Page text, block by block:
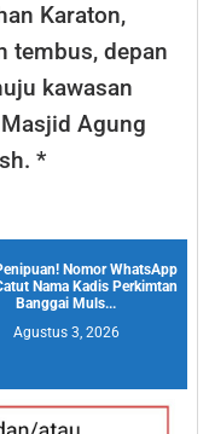
Karaton,
tembus, depan
kawasan
Agung
*
Nomor WhatsApp
Nama Kadis Perkimtan
Banggai Muls...
Agustus 3, 2026